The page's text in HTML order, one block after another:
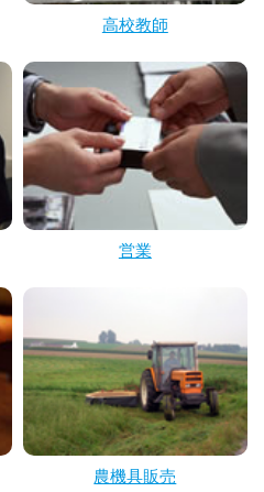
高校教師
営業
農機具販売